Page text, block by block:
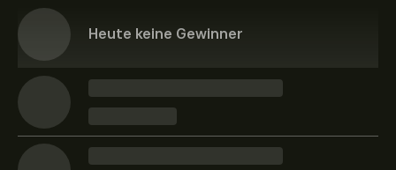
Heute keine Gewinner